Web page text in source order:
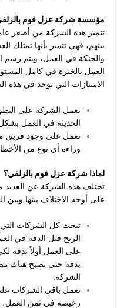
مؤسسة شركة عزل فوم
تتميز هذه الشركة من أصغر
بينهم، فهي تتميز بأنها تمتلك
والحنكة في العمل، ويتم رسم
العمل بالخبرة في كامل
الامتيازات التي توجد في هذه
تعمل الشركة على
الحديثة في العمل
تعمل على وجود فريق
وراءه أي نوع من
لماذا شركة عزل فوم بالزلفي؟
تختلف هذه الشركة عن
على أوجه الاختلاف بينها
تبحث كل الشركات
الربح قبل الدقة في
على العمل أولاً بدقة
بدقة حتى تصبح هناك
الشركة.
تعمل باقي الشركات على
رخيصه في ثمن العمل،